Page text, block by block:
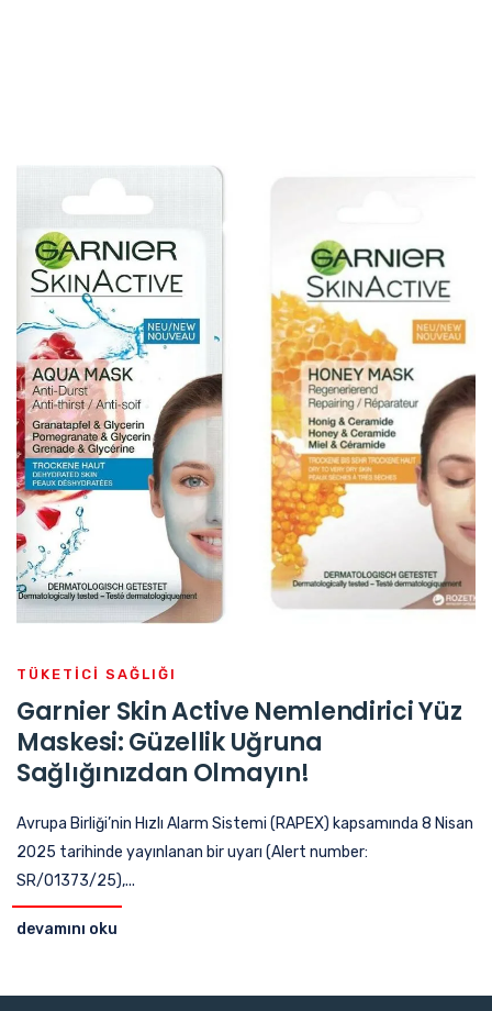
TÜKETICI SAĞLIĞI
Garnier Skin Active Nemlendirici Yüz
Maskesi: Güzellik Uğruna
Sağlığınızdan Olmayın!
Avrupa Birliği’nin Hızlı Alarm Sistemi (RAPEX) kapsamında 8 Nisan
2025 tarihinde yayınlanan bir uyarı (Alert number:
SR/01373/25),...
devamını oku